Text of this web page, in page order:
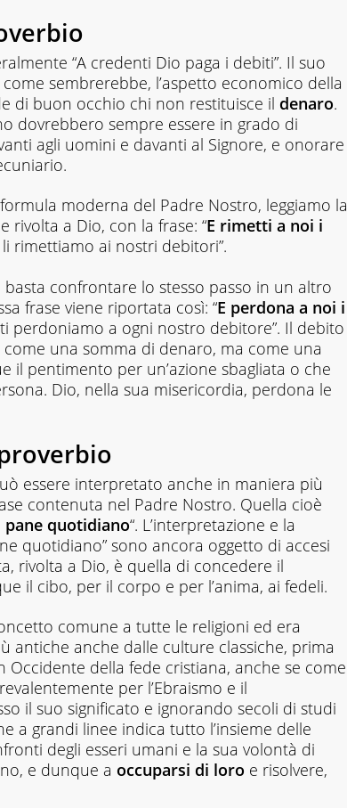
“A credenti Dio paga i debiti”. Il suo
sembrerebbe, l’aspetto economico della
di buon occhio chi non restituisce il denaro.
dovrebbero sempre essere in grado di
agli uomini e davanti al Signore, e onorare
moderna del Padre Nostro, leggiamo la
rivolta a Dio, con la frase: “E rimetti a noi i
rimettiamo ai nostri debitori”.
basta confrontare lo stesso passo in un altro
frase viene riportata così: “E perdona a noi i
perdoniamo a ogni nostro debitore”. Il debito
una somma di denaro, ma come una
il pentimento per un’azione sbagliata o che
Dio, nella sua misericordia, perdona le
essere interpretato anche in maniera più
contenuta nel Padre Nostro. Quella cioè
pane quotidiano“. L’interpretazione e la
quotidiano” sono ancora oggetto di accesi
rivolta a Dio, è quella di concedere il
il cibo, per il corpo e per l’anima, ai fedeli.
comune a tutte le religioni ed era
antiche anche dalle culture classiche, prima
Occidente della fede cristiana, anche se come
per l’Ebraismo e il
il suo significato e ignorando secoli di studi
a grandi linee indica tutto l’insieme delle
degli esseri umani e la sua volontà di
e dunque a occuparsi di loro e risolvere,